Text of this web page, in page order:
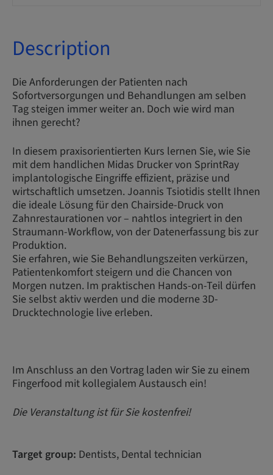
Description
Die Anforderungen der Patienten nach
Sofortversorgungen und Behandlungen am selben
Tag steigen immer weiter an. Doch wie wird man
ihnen gerecht?
In diesem praxisorientierten Kurs lernen Sie, wie Sie
mit dem handlichen Midas Drucker von SprintRay
implantologische Eingriffe effizient, präzise und
wirtschaftlich umsetzen. Joannis Tsiotidis stellt Ihnen
die ideale Lösung für den Chairside-Druck von
Zahnrestaurationen vor – nahtlos integriert in den
Straumann-Workflow, von der Datenerfassung bis zur
Produktion.
Sie erfahren, wie Sie Behandlungszeiten verkürzen,
Patientenkomfort steigern und die Chancen von
Morgen nutzen. Im praktischen Hands-on-Teil dürfen
Sie selbst aktiv werden und die moderne 3D-
Drucktechnologie live erleben.
Im Anschluss an den Vortrag laden wir Sie zu einem
Fingerfood mit kollegialem Austausch ein!
Die Veranstaltung ist für Sie kostenfrei!
Target group: Dentists, Dental technician